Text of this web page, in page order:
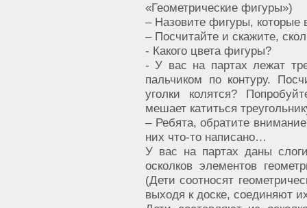
«Геометрические фигуры»)
– Назовите фигуры, которые
– Посчитайте и скажите,
- Какого цвета фигуры?
- У вас на партах лежат
пальчиком по контуру.
уголки колятся?
мешает катиться
– Ребята, обратите
них что-то написано…
У вас на партах даны
осколков элементов
(Дети соотносят
выходя к доске, соединяют